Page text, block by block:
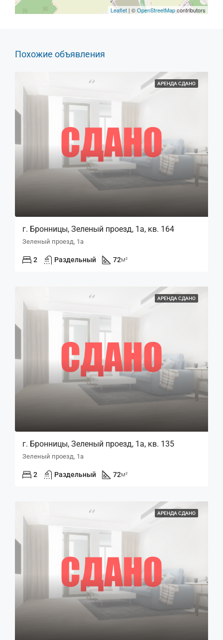
Leaflet | ©OpenStreetMapcontributors
Похожие объявления
АРЕНДА СДАНО
г. Бронницы, Зеленый проезд, 1а, кв. 164
Зеленый проезд, 1а
2 Раздельный 72м²
АРЕНДА СДАНО
г. Бронницы, Зеленый проезд, 1а, кв. 135
Зеленый проезд, 1а
2 Раздельный 72м²
АРЕНДА СДАНО